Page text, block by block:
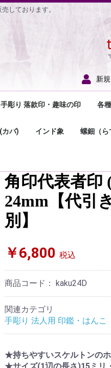
しております。
新
手彫り 落款印・趣味の印
手彫り 落款印
手彫り 遊印・関防印
手彫り 蔵書印
手彫り 一文字印
手彫り 陶芸用落款印
落款関連商品
各
落
住
分
小
医
の
お
そ
カバ) インド象 螺鈿（ら
角印代表者印
24mm【代引
別】
￥6,800 税込
商品コード： kaku24D
関連カテゴリ
手彫り 法人用 印鑑・はんこ
★持ちやすいスケルトンのホ